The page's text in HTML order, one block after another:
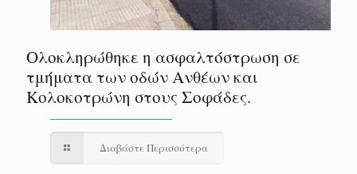
Ολοκληρώθηκε η ασφαλτόστρωση σε
τμήματα των οδών Ανθέων και
Κολοκοτρώνη στους Σοφάδες.
Διαβάστε Περισσότερα